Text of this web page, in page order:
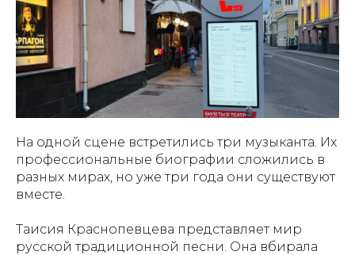
На одной сцене встретились три музыканта. Их
профессиональные биографии сложились в
разных мирах, но уже три года они существуют
вместе.
Таисия Краснопевцева представляет мир
русской традиционной песни. Она вбирала